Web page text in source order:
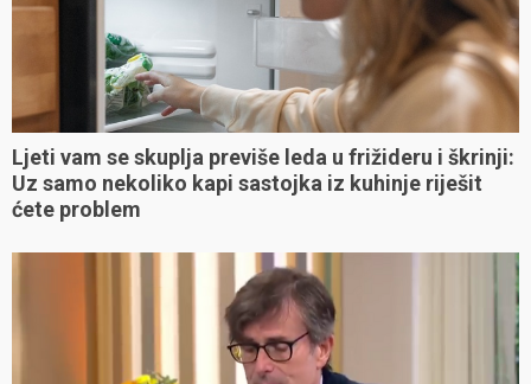
Ljeti vam se skuplja previše leda u frižideru i škrinji:
Uz samo nekoliko kapi sastojka iz kuhinje riješit
ćete problem